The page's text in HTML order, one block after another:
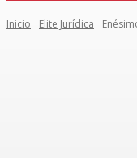
Inicio Elite Jurídica